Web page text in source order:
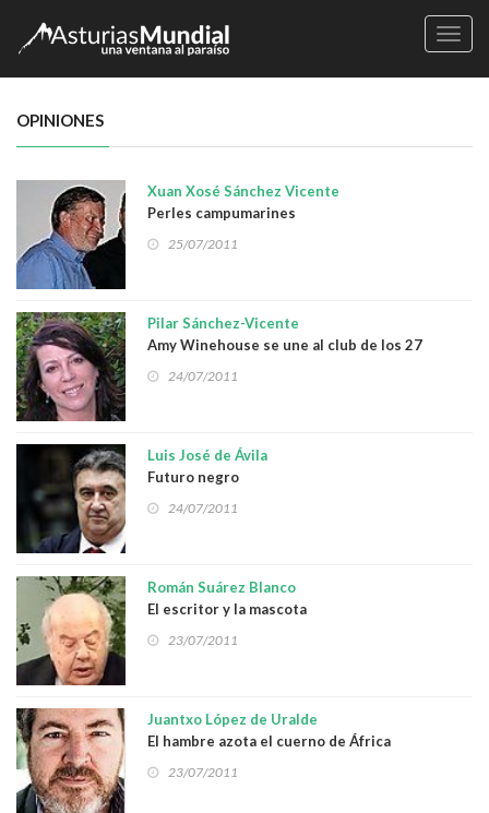
OPINIONES
Xuan Xosé Sánchez Vicente
Perles campumarines
25/07/2011
Pilar Sánchez-Vicente
Amy Winehouse se une al club de los 27
24/07/2011
Luis José de Ávila
Futuro negro
24/07/2011
Román Suárez Blanco
El escritor y la mascota
23/07/2011
Juantxo López de Uralde
El hambre azota el cuerno de África
23/07/2011